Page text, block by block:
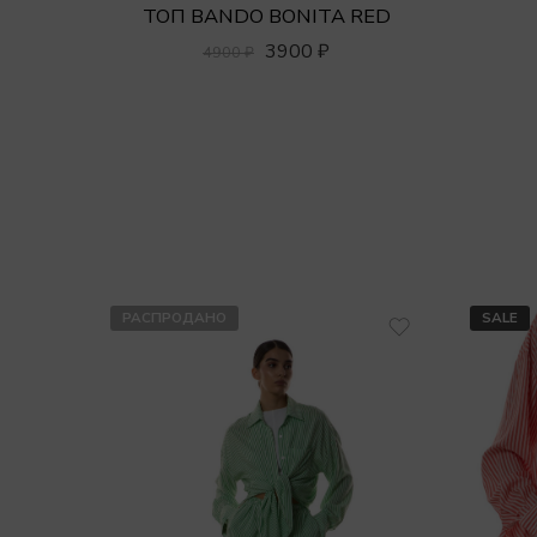
ТОП BANDO BONITA RED
4900₽ 3900 ₽
РАСПРОДАНО SALE